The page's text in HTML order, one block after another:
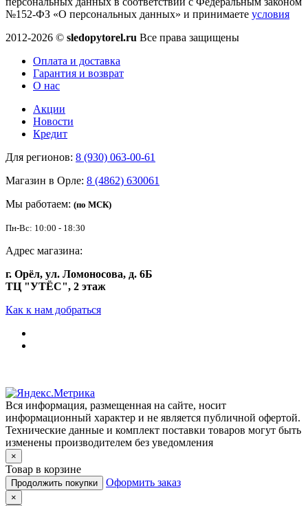
№152-ФЗ «О персональных данных» и принимаете условия
2012-2026 © sledopytorel.ru Все права защищены
Оплата и доставка
Гарантия и возврат
О нас
Акции
Новости
Кредит
Для регионов: 8 (930) 063-00-61
Магазин в Орле: 8 (4862) 630061
Мы работаем: (по МСК)
Пн-Вс: 10:00 - 18:30
Адрес магазина:
г. Орёл, ул. Ломоносова, д. 6Б
ТЦ "УТЁС", 2 этаж
Как к нам добраться
Вся информация, размещенная на сайте, носит
информационный характер и не является публичной офертой.
Технические данные и комплект поставки товаров могут быть
изменены производителем без уведомления
×
Товар в корзине
Продолжить покупки Оформить заказ
×